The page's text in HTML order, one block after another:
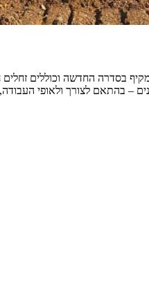
מקיף בסדרה החדשה וכוללים